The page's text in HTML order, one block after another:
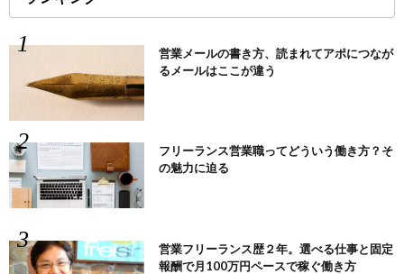
営業メールの書き方、読まれてアポにつなが
るメールはここが違う
フリーランス営業職ってどういう働き方？そ
の魅力に迫る
営業フリーランス歴２年。選べる仕事と固定
報酬で月100万円ペースで稼ぐ働き方